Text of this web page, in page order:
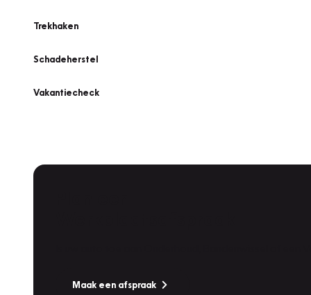
Trekhaken
Schadeherstel
Vakantiecheck
Maak een afspraak